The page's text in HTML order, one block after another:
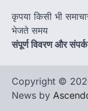
कृपया किसी भी
भेजते समय
संपूर्ण विवरण और
Copyright ©
News by